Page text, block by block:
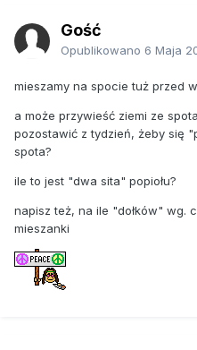
Gość
Opublikowano 6 Maja
mieszamy na spocie tuż przed
a może przywieść ziemi ze
pozostawić z tydzień, żeby się
spota?
ile to jest "dwa sita" popiołu?
napisz też, na ile "dołków" wg.
mieszanki